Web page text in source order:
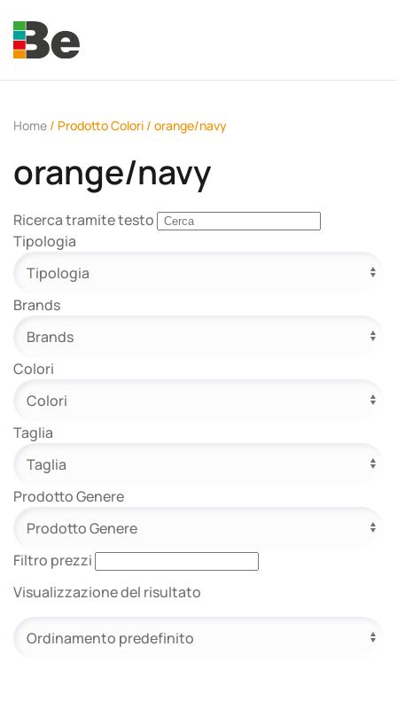
Skip to main content
Home / Prodotto Colori / orange/navy
orange/navy
Ricerca tramite testo
Tipologia
Brands
Colori
Taglia
Prodotto Genere
Filtro prezzi
Visualizzazione del risultato